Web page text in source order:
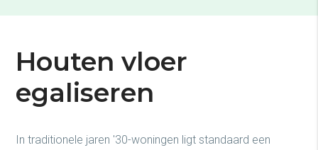
Houten vloer
egaliseren
In traditionele jaren '30-woningen ligt standaard een